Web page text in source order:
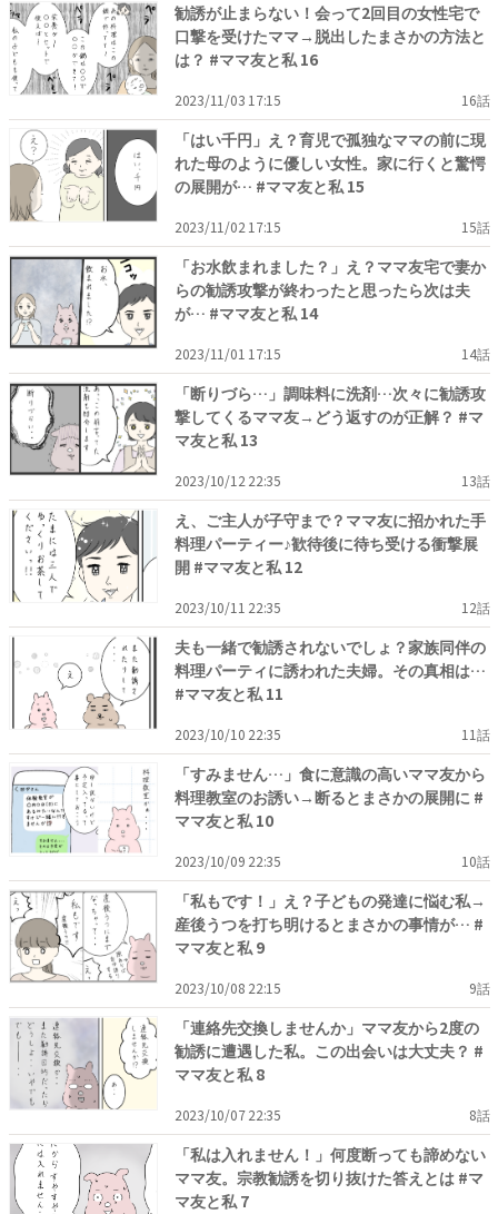
勧誘が止まらない！会って2回目の女性宅で
口撃を受けたママ→脱出したまさかの方法と
は？ #ママ友と私 16
2023/11/03 17:15 16話
「はい千円」え？育児で孤独なママの前に現
れた母のように優しい女性。家に行くと驚愕
の展開が… #ママ友と私 15
2023/11/02 17:15 15話
「お水飲まれました？」え？ママ友宅で妻か
らの勧誘攻撃が終わったと思ったら次は夫
が… #ママ友と私 14
2023/11/01 17:15 14話
「断りづら…」調味料に洗剤…次々に勧誘攻
撃してくるママ友→どう返すのが正解？ #マ
マ友と私 13
2023/10/12 22:35 13話
え、ご主人が子守まで？ママ友に招かれた手
料理パーティー♪歓待後に待ち受ける衝撃展
開 #ママ友と私 12
2023/10/11 22:35 12話
夫も一緒で勧誘されないでしょ？家族同伴の
料理パーティに誘われた夫婦。その真相は…
#ママ友と私 11
2023/10/10 22:35 11話
「すみません…」食に意識の高いママ友から
料理教室のお誘い→断るとまさかの展開に #
ママ友と私 10
2023/10/09 22:35 10話
「私もです！」え？子どもの発達に悩む私→
産後うつを打ち明けるとまさかの事情が… #
ママ友と私 9
2023/10/08 22:15 9話
「連絡先交換しませんか」ママ友から2度の
勧誘に遭遇した私。この出会いは大丈夫？ #
ママ友と私 8
2023/10/07 22:35 8話
「私は入れません！」何度断っても諦めない
ママ友。宗教勧誘を切り抜けた答えとは #マ
マ友と私 7